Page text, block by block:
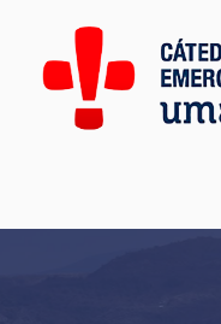
contenido